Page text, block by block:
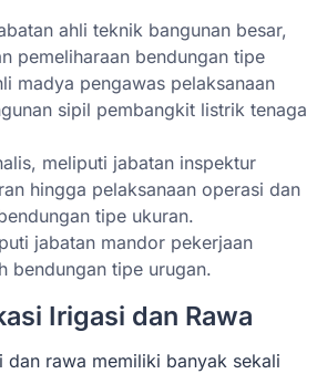
ahli teknik bangunan besar,
pemeliharaan bendungan tipe
madya pengawas pelaksanaan
sipil pembangkit listrik tenaga
meliputi jabatan inspektur
hingga pelaksanaan operasi dan
tipe ukuran.
jabatan mandor pekerjaan
bendungan tipe urugan.
Irigasi dan Rawa
dan rawa memiliki banyak sekali